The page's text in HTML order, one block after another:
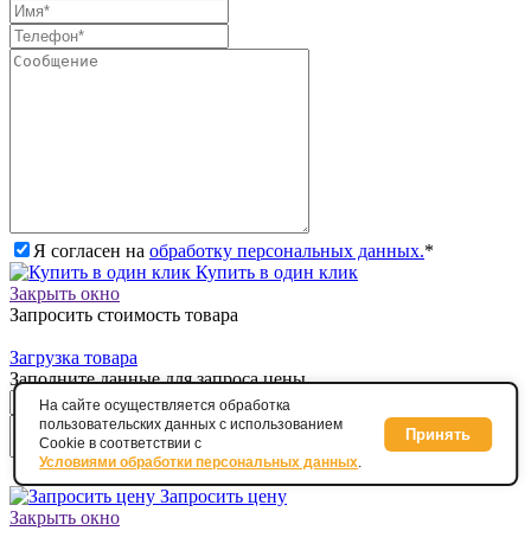
Я согласен на обработку персональных данных.*
Купить в один клик
Закрыть окно
Запросить стоимость товара
Загрузка товара
Заполните данные для запроса цены
Я согласен наобработку персональных данных.
Запросить цену
Закрыть окно
На сайте осуществляется обработка
пользовательских данных с использованием
Cookie в соответствии с
Условиями обработки персональных данных.
Принять